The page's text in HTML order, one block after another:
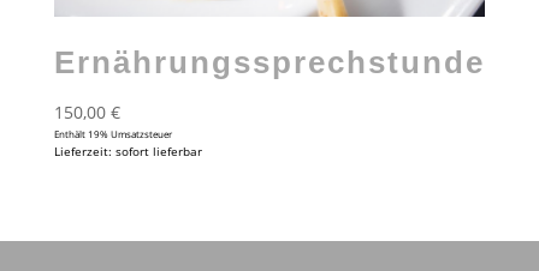
Ernährungssprechstunde
150,00 €
Enthält 19% Umsatzsteuer
Lieferzeit: sofort lieferbar